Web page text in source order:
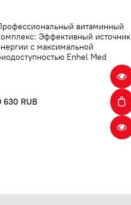
витаминный
Эффективный источник
с максимальной
Enhel Med
630 RUB